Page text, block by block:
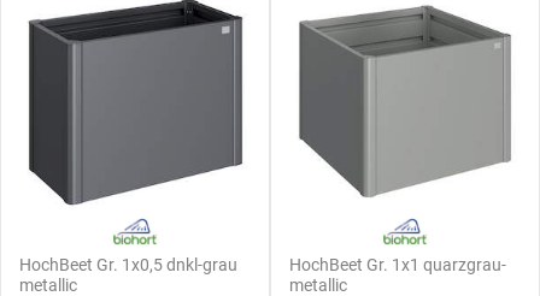
HochBeet Gr. 1x0,5 dnkl-grau
metallic
HochBeet Gr. 1x1 quarzgrau-
metallic